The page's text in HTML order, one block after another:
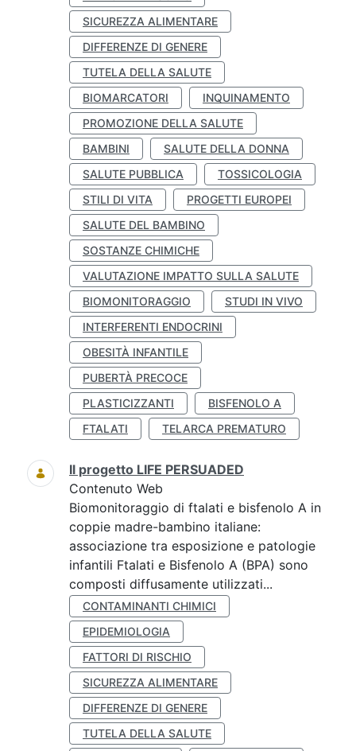
SICUREZZA ALIMENTARE
DIFFERENZE DI GENERE
TUTELA DELLA SALUTE
BIOMARCATORI
INQUINAMENTO
PROMOZIONE DELLA SALUTE
BAMBINI
SALUTE DELLA DONNA
SALUTE PUBBLICA
TOSSICOLOGIA
STILI DI VITA
PROGETTI EUROPEI
SALUTE DEL BAMBINO
SOSTANZE CHIMICHE
VALUTAZIONE IMPATTO SULLA SALUTE
BIOMONITORAGGIO
STUDI IN VIVO
INTERFERENTI ENDOCRINI
OBESITÀ INFANTILE
PUBERTÀ PRECOCE
PLASTICIZZANTI
BISFENOLO A
FTALATI
TELARCA PREMATURO
Il progetto LIFE PERSUADED
Contenuto Web
Biomonitoraggio di ftalati e bisfenolo A in
coppie madre-bambino italiane:
associazione tra esposizione e patologie
infantili Ftalati e Bisfenolo A (BPA) sono
composti diffusamente utilizzati...
CONTAMINANTI CHIMICI
EPIDEMIOLOGIA
FATTORI DI RISCHIO
SICUREZZA ALIMENTARE
DIFFERENZE DI GENERE
TUTELA DELLA SALUTE